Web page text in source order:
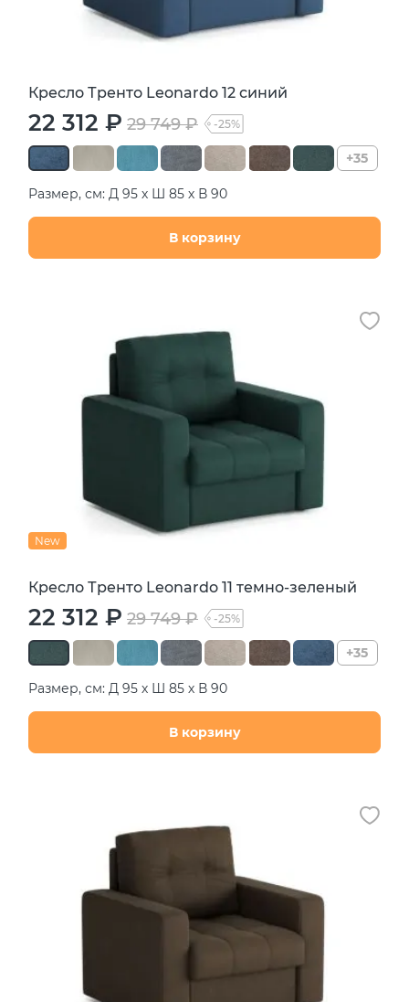
Кресло Тренто Leonardo 12 синий
22 312 ₽ 29 749 ₽ -25%
+35
Размер, см: Д 95 х Ш 85 х В 90
В корзину
New
Кресло Тренто Leonardo 11 темно-зеленый
22 312 ₽ 29 749 ₽ -25%
+35
Размер, см: Д 95 х Ш 85 х В 90
В корзину